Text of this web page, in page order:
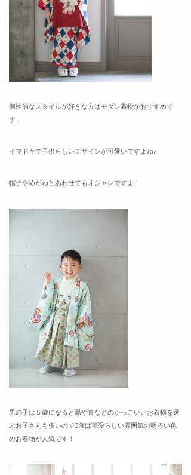
個性的なスタイルが好きな方はモダン着物がおすすめで
す！
イマドキで子供らしいデザインが可愛いですよね♪
帽子やめがねとあわせてもオシャレですよ！
男の子は５歳になると黒や青などのかっこいいお着物を選
ぶお子さんも多いので3歳は可愛らしい雰囲気の明るい色
のお着物が人気です！